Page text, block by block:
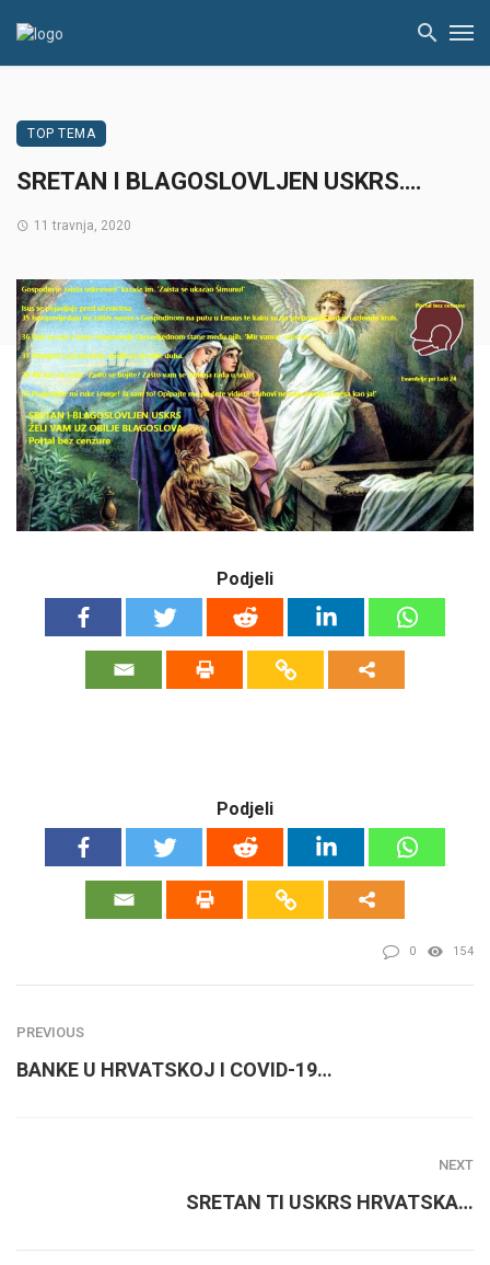
TOP TEMA
SRETAN I BLAGOSLOVLJEN USKRS….
11 travnja, 2020
Podjeli
Podjeli
0 154
PREVIOUS
BANKE U HRVATSKOJ I COVID-19…
NEXT
SRETAN TI USKRS HRVATSKA…